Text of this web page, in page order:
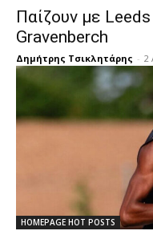
Παίζουν με
Gravenberch
Δημήτρης Τσικλητάρης - 2
HOMEPAGE HOT POSTS